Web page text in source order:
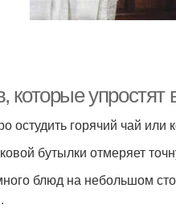
которые
остудить горячий чай
бутылки отмеряет
блюд на небольшом